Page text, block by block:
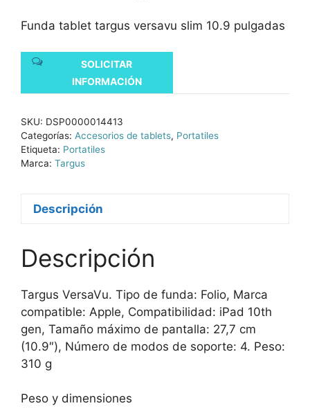
Funda tablet targus versavu slim 10.9 pulgadas
SOLICITAR
INFORMACIÓN
SKU: DSP0000014413
Categorías: Accesorios de tablets, Portatiles
Etiqueta: Portatiles
Marca: Targus
Descripción
Descripción
Targus VersaVu. Tipo de funda: Folio, Marca
compatible: Apple, Compatibilidad: iPad 10th
gen, Tamaño máximo de pantalla: 27,7 cm
(10.9″), Número de modos de soporte: 4. Peso:
310 g
Peso y dimensiones